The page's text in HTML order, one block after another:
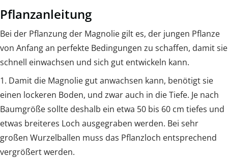
Pflanzanleitung
Bei der Pflanzung der Magnolie gilt es, der jungen Pflanze
von Anfang an perfekte Bedingungen zu schaffen, damit sie
schnell einwachsen und sich gut entwickeln kann.
1. Damit die Magnolie gut anwachsen kann, benötigt sie
einen lockeren Boden, und zwar auch in die Tiefe. Je nach
Baumgröße sollte deshalb ein etwa 50 bis 60 cm tiefes und
etwas breiteres Loch ausgegraben werden. Bei sehr
großen Wurzelballen muss das Pflanzloch entsprechend
vergrößert werden.